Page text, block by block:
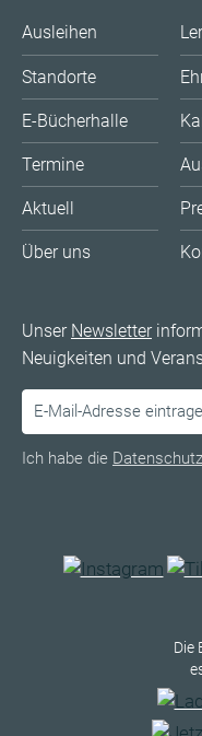
Ausleihen
Standorte
E-Bücherhalle
Termine
Aktuell
Über uns
Unser Newsletter
Neuigkeiten und
Ich habe die
Die